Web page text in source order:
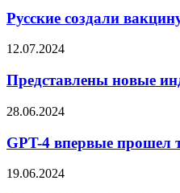
Русские создали
12.07.2024
Представлены новые
28.06.2024
GPT-4 впервые прошел
19.06.2024